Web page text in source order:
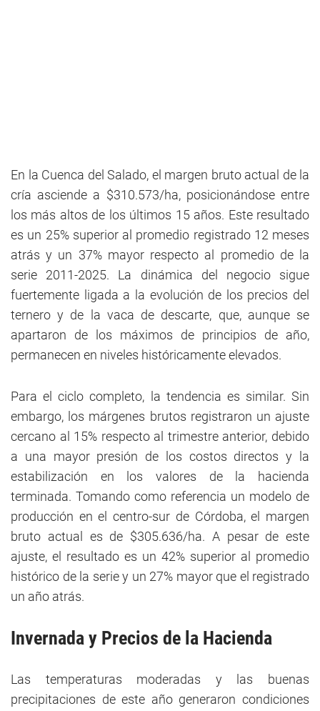
En la Cuenca del Salado, el margen bruto actual de la
cría asciende a $310.573/ha, posicionándose entre
los más altos de los últimos 15 años. Este resultado
es un 25% superior al promedio registrado 12 meses
atrás y un 37% mayor respecto al promedio de la
serie 2011-2025. La dinámica del negocio sigue
fuertemente ligada a la evolución de los precios del
ternero y de la vaca de descarte, que, aunque se
apartaron de los máximos de principios de año,
permanecen en niveles históricamente elevados.
Para el ciclo completo, la tendencia es similar. Sin
embargo, los márgenes brutos registraron un ajuste
cercano al 15% respecto al trimestre anterior, debido
a una mayor presión de los costos directos y la
estabilización en los valores de la hacienda
terminada. Tomando como referencia un modelo de
producción en el centro-sur de Córdoba, el margen
bruto actual es de $305.636/ha. A pesar de este
ajuste, el resultado es un 42% superior al promedio
histórico de la serie y un 27% mayor que el registrado
un año atrás.
Invernada y Precios de la Hacienda
Las temperaturas moderadas y las buenas
precipitaciones de este año generaron condiciones